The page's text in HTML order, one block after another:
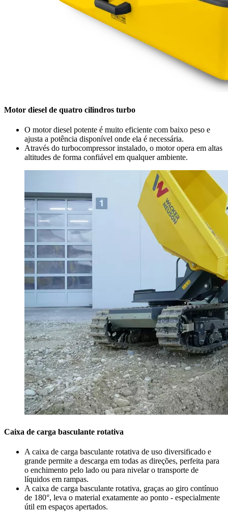
Motor diesel de quatro cilindros turbo
O motor diesel potente é muito eficiente com baixo peso e
ajusta a potência disponível onde ela é necessária.
Através do turbocompressor instalado, o motor opera em altas
altitudes de forma confiável em qualquer ambiente.
Caixa de carga basculante rotativa
A caixa de carga basculante rotativa de uso diversificado e
grande permite a descarga em todas as direções, perfeita para
o enchimento pelo lado ou para nivelar o transporte de
líquidos em rampas.
A caixa de carga basculante rotativa, graças ao giro contínuo
de 180°, leva o material exatamente ao ponto - especialmente
útil em espaços apertados.